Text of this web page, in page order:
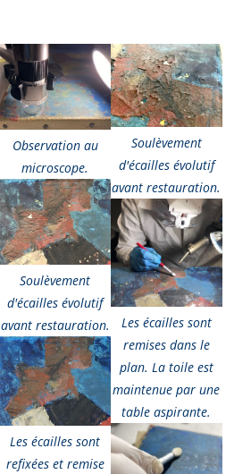
Observation au
microscope.
Soulèvement
d'écailles évolutif
avant restauration.
Les écailles sont
refixées et remise
Soulèvement
d'écailles évolutif
avant restauration.
Les écailles sont
remises dans le
plan. La toile est
maintenue par une
table aspirante.